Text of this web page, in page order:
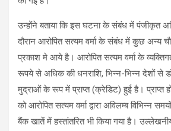
उन्होंने बताया कि इस घटना के संबंध में पंजीकृत
दौरान आरोपित सत्यम वर्मा के संबंध में कुछ अन्य
प्रकाश मे आये है। आरोपित सत्यम वर्मा के
रूपये से अधिक की धनराशि, भिन्न-भिन्न देशों से
मुद्राओं के रूप में प्राप्त (क्रेडिट) हुई है। प्राप्त
को आरोपित सत्यम वर्मा द्वारा अविलम्ब विभिन्न
बैंक खातें में हस्तांतरित भी किया गया है।